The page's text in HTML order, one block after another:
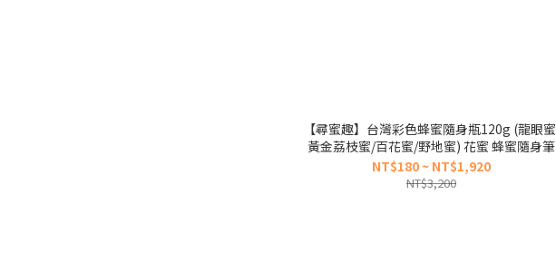
【尋蜜趣】台灣彩色蜂蜜隨身瓶120g (龍眼蜜/
黃金荔枝蜜/百花蜜/野地蜜) 花蜜 蜂蜜隨身筆
NT$180 ~ NT$1,920
NT$3,200